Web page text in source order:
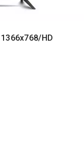
1366x768/HD